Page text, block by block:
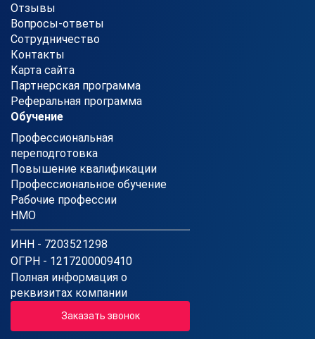
Отзывы
Вопросы-ответы
Сотрудничество
Контакты
Карта сайта
Партнерская программа
Реферальная программа
Обучение
Профессиональная
переподготовка
Повышение квалификации
Профессиональное обучение
Рабочие профессии
НМО
ИНН - 7203521298
ОГРН - 1217200009410
Полная информация о
реквизитах компании
Заказать звонок